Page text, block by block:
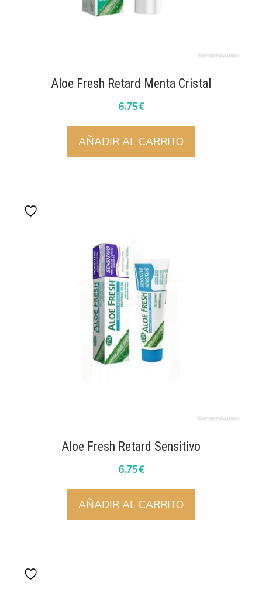
Aloe Fresh Retard Menta Cristal
6.75€
AÑADIR AL CARRITO
Aloe Fresh Retard Sensitivo
6.75€
AÑADIR AL CARRITO